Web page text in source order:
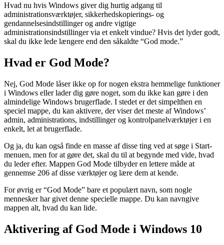
Hvad nu hvis Windows giver dig hurtig adgang til
administrationsværktøjer, sikkerhedskopierings- og
gendannelsesindstillinger og andre vigtige
administrationsindstillinger via et enkelt vindue? Hvis det lyder godt,
skal du ikke lede længere end den såkaldte “God mode.”
Hvad er God Mode?
Nej, God Mode låser ikke op for nogen ekstra hemmelige funktioner
i Windows eller lader dig gøre noget, som du ikke kan gøre i den
almindelige Windows brugerflade. I stedet er det simpelthen en
speciel mappe, du kan aktivere, der viser det meste af Windows’
admin, administrations, indstillinger og kontrolpanelværktøjer i en
enkelt, let at brugerflade.
Og ja, du kan også finde en masse af disse ting ved at søge i Start-
menuen, men for at gøre det, skal du til at begynde med vide, hvad
du leder efter. Mappen God Mode tilbyder en lettere måde at
gennemse 206 af disse værktøjer og lære dem at kende.
For øvrig er “God Mode” bare et populært navn, som nogle
mennesker har givet denne specielle mappe. Du kan navngive
mappen alt, hvad du kan lide.
Aktivering af God Mode i Windows 10